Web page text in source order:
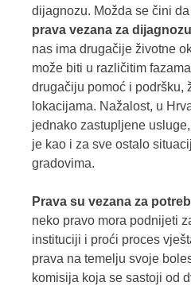
dijagnozu. Možda se čini
prava vezana za dijagnozu
nas ima drugačije životne
može biti u različitim
drugačiju pomoć i podršku,
lokacijama. Nažalost, u
jednako zastupljene
je kao i za sve ostalo
gradovima.
Prava su vezana za
neko pravo mora podnijeti
instituciji i proći proces
prava na temelju svoje
komisija koja se sastoji od